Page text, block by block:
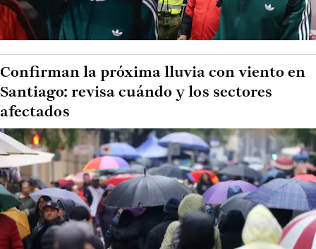
Confirman la próxima lluvia con viento en
Santiago: revisa cuándo y los sectores
afectados